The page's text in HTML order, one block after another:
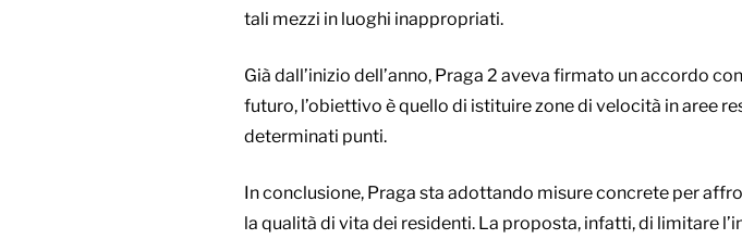
tali mezzi in luoghi inappropriati.
Già dall’inizio dell’anno, Praga 2 aveva firmato un accordo
futuro, l’obiettivo è quello di istituire zone di velocità in aree
determinati punti.
In conclusione, Praga sta adottando misure concrete per
la qualità di vita dei residenti. La proposta, infatti, di limitare